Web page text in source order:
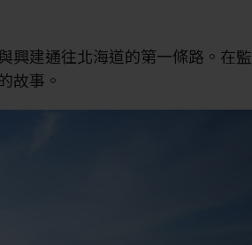
興建通往北海道的第一條路。在監
故事。